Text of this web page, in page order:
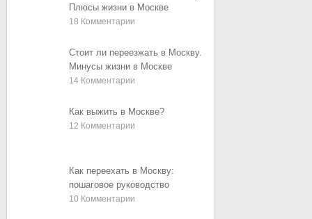
Плюсы жизни в Москве
18 Комментарии
Стоит ли переезжать в Москву.
Минусы жизни в Москве
14Комментарии
Как выжить в Москве?
12 Комментарии
Как переехать в Москву:
пошаговое руководство
10 Комментарии